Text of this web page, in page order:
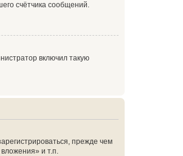
счётчика сообщений.
включил такую
прежде чем
и т.п.